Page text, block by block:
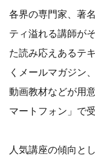
各界の専門家、著
ティ溢れる講師が
た読み応えあるテ
くメールマガジン
動画教材などが用
マートフォン」で
人気講座の傾向と